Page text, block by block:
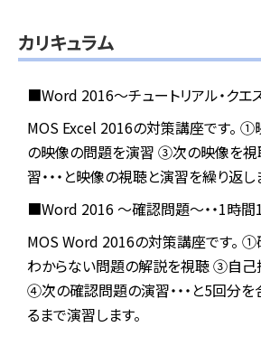
カリキュラム
■Word 2016～チュートリアル・クエ
MOS Excel 2016の対策講座です。 ①
の映像の問題を演習 ③次の映像を視
習・・・と映像の視聴と演習を繰り返し
■Word 2016 ～確認問題～・・1時間
MOS Word 2016の対策講座です。 ①
わからない問題の解説を視聴③自己
④次の確認問題の演習・・・と5回分
るまで演習します。